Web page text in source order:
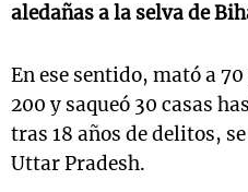
aledañas a la selva de
En ese sentido, mató a
200 y saqueó 30 casas
tras 18 años de delitos,
Uttar Pradesh.